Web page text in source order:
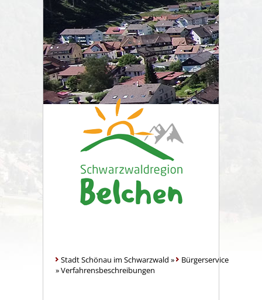
Stadt Schönau im Schwarzwald »
Bürgerservice
»Verfahrensbeschreibungen